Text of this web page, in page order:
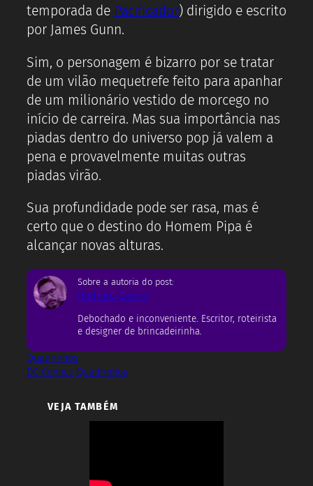
temporada de Pacificador) dirigido e escrito
por James Gunn.
Sim, o personagem é bizarro por se tratar
de um vilão mequetrefe feito para apanhar
de um milionário vestido de morcego no
início de carreira. Mas sua importância nas
piadas dentro do universo pop já valem a
pena e provavelmente muitas outras
piadas virão.
Sua profundidade pode ser rasa, mas é
certo que o destino do Homem Pipa é
alcançar novas alturas.
Sobre a autoria do post:
Rodrigo Castro
Debochado e inconveniente. Escritor, roteirista
e designer de brincadeirinha.
Quadrinhos
DC Comics Quadrinhos
VEJA TAMBÉM